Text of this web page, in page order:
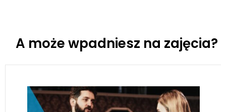
A może wpadniesz na zajęcia?